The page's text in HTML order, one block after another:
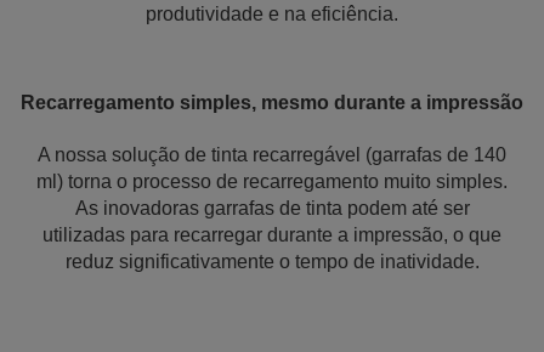
produtividade e na eficiência.
Recarregamento simples, mesmo durante a impressão
A nossa solução de tinta recarregável (garrafas de 140
ml) torna o processo de recarregamento muito simples.
As inovadoras garrafas de tinta podem até ser
utilizadas para recarregar durante a impressão, o que
reduz significativamente o tempo de inatividade.